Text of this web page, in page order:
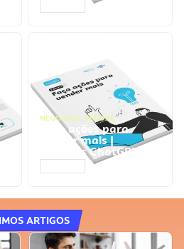
NEGÓCIOS, VENDAS
Faça ações para
vender mais |
Prompts ChatGPT
ARTIGOS